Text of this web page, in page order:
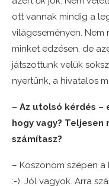
ott vannak mindig a
világeseményen.
minket edzésen, de
játszottunk velük
nyertünk, a hivatalos
– Az utolsó kérdés
hogy vagy? Teljesen
számítasz?
– Köszönöm szépen
:-). Jól vagyok. Arra